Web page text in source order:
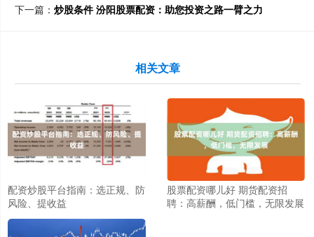
下一篇： 炒股条件 汾阳股票配资：助您投资之路一臂之力
相关文章
配资炒股平台指南：选正规、防
风险、提收益
股票配资哪儿好 期货配资招
聘：高薪酬，低门槛，无限发展